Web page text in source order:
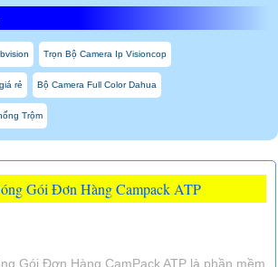
Trọn Bộ Camera Ip Visioncop
rẻ Bộ Camera Full Color Dahua
Trộm
Gói Đơn Hàng Campack ATP
Gói Đơn Hàng CamPack ATP là phần mềm